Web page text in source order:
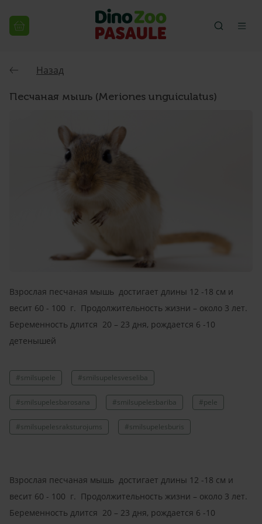
Назад
Песчаная мышь (Meriones unguiculatus)
Взрослая песчаная мышь достигает длины 12 -18 cм и
весит 60 - 100 г. Продолжительность жизни – около 3 лет.
Беременность длится 20 – 23 дня, рождается 6 -10
детенышей
#smilsupele #smilsupelesveseliba
#smilsupelesbarosana #smilsupelesbariba #pele
#smilsupelesraksturojums #smilsupelesburis
Взрослая песчаная мышь достигает длины 12 -18 cм и
весит 60 - 100 г. Продолжительность жизни – около 3 лет.
Беременность длится 20 – 23 дня, рождается 6 -10